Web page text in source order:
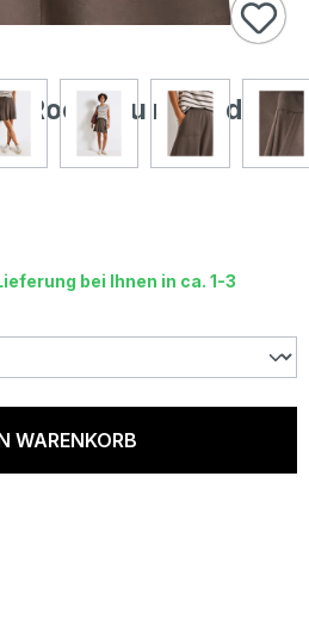
Rock Lou nomad
bei Ihnen in ca. 1-3
WARENKORB